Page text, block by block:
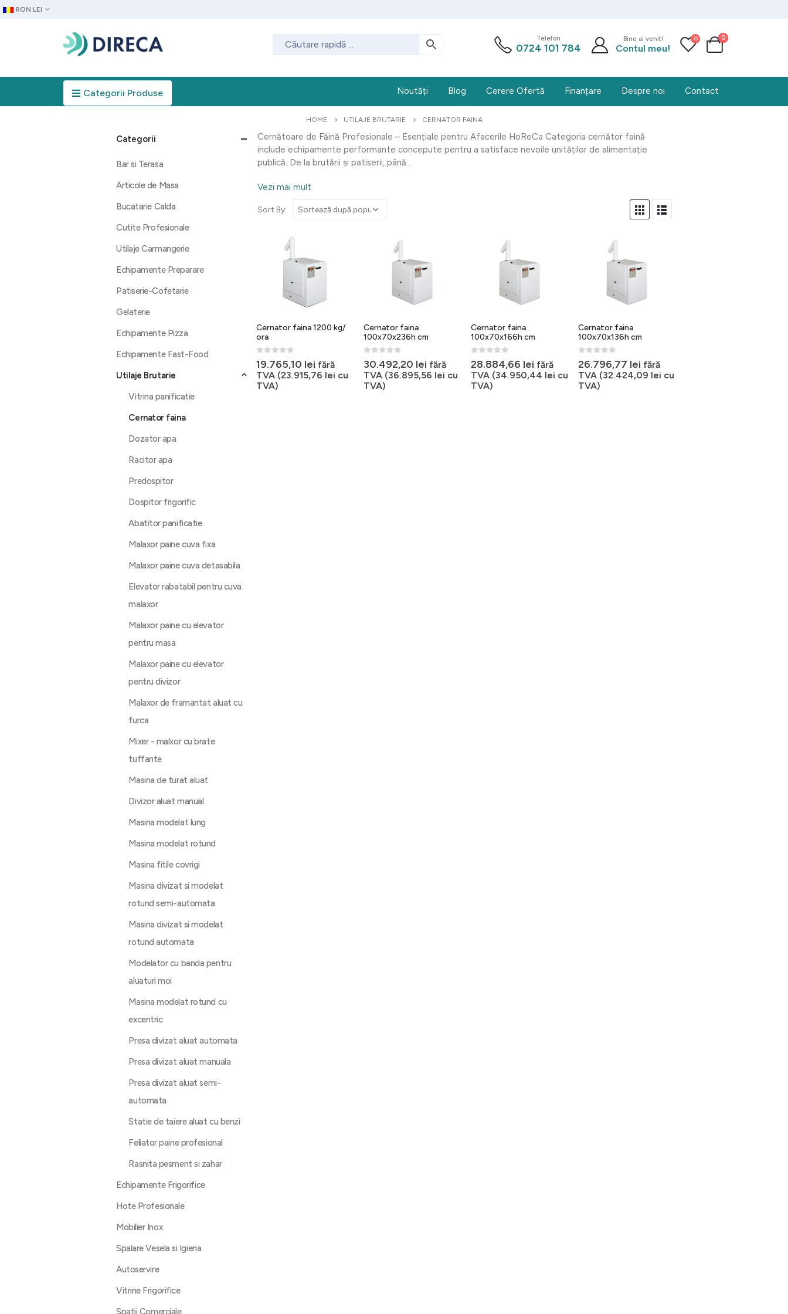
RON LEI
Telefon
0724 101 784
Bine ai venit!
Contul meu!
0 0
Categorii Produse Noutăți Blog Cerere Ofertă Finanțare Despre noi Contact
HOME UTILAJE BRUTARIE CERNATOR FAINA
Cernătoare de Făină Profesionale – Esențiale pentru Afacerile HoReCa Categoria cernător faină
include echipamente performante concepute pentru a satisface nevoile unităților de alimentație
publică. De la brutării și patiserii, până...
Vezi mai mult
Sort By:
Cernator faina 1200 kg/
ora
19.765,10 lei fără
TVA (23.915,76 lei cu
TVA)
Cernator faina
100x70x236h cm
30.492,20 lei fără
TVA (36.895,56 lei cu
TVA)
Cernator faina
100x70x166h cm
28.884,66 lei fără
TVA (34.950,44 lei cu
TVA)
Cernator faina
100x70x136h cm
26.796,77 lei fără
TVA (32.424,09 lei cu
TVA)
Categorii
Bar si Terasa
Articole de Masa
Bucatarie Calda
Cutite Profesionale
Utilaje Carmangerie
Echipamente Preparare
Patiserie-Cofetarie
Gelaterie
Echipamente Pizza
Echipamente Fast-Food
Utilaje Brutarie
Vitrina panificatie
Cernator faina
Dozator apa
Racitor apa
Predospitor
Dospitor frigorific
Abatitor panificatie
Malaxor paine cuva fixa
Malaxor paine cuva detasabila
Elevator rabatabil pentru cuva
malaxor
Malaxor paine cu elevator
pentru masa
Malaxor paine cu elevator
pentru divizor
Malaxor de framantat aluat cu
furca
Mixer - malxor cu brate
tuffante
Masina de turat aluat
Divizor aluat manual
Masina modelat lung
Masina modelat rotund
Masina fitile covrigi
Masina divizat si modelat
rotund semi-automata
Masina divizat si modelat
rotund automata
Modelator cu banda pentru
aluaturi moi
Masina modelat rotund cu
excentric
Presa divizat aluat automata
Presa divizat aluat manuala
Presa divizat aluat semi-
automata
Statie de taiere aluat cu benzi
Feliator paine profesional
Rasnita pesment si zahar
Echipamente Frigorifice
Hote Profesionale
Mobilier Inox
Spalare Vesela si Igiena
Autoservire
Vitrine Frigorifice
Spatii Comerciale